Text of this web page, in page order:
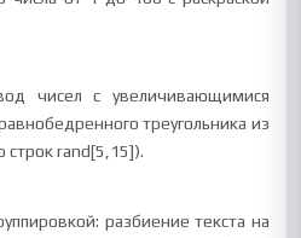
чисел с увеличивающимися
треугольника из
строк rand[5,15]).
разбиение текста на